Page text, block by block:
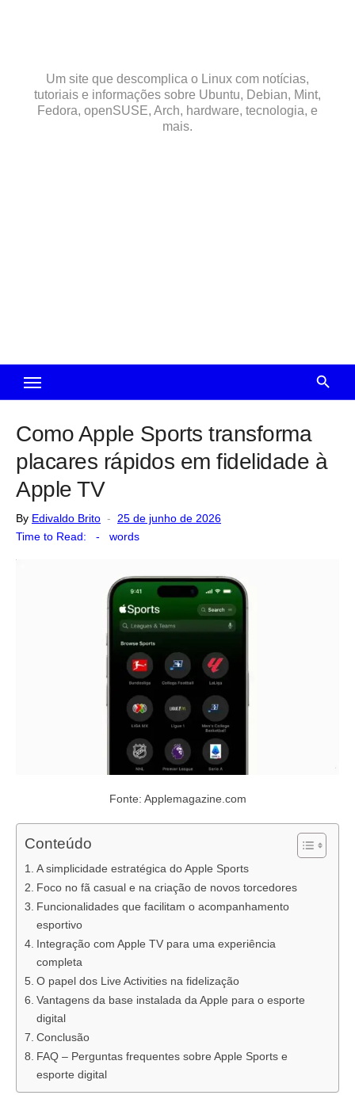
Um site que descomplica o Linux com notícias,
tutoriais e informações sobre Ubuntu, Debian, Mint,
Fedora, openSUSE, Arch, hardware, tecnologia, e
mais.
Como Apple Sports transforma
placares rápidos em fidelidade à
Apple TV
By Edivaldo Brito
Posted
25 de junho de 2026
Time to Read:
- words
Fonte: Applemagazine.com
Conteúdo
A simplicidade estratégica do Apple Sports
Foco no fã casual e na criação de novos torcedores
Funcionalidades que facilitam o acompanhamento
esportivo
Integração com Apple TV para uma experiência
completa
O papel dos Live Activities na fidelização
Vantagens da base instalada da Apple para o esporte
digital
Conclusão
FAQ – Perguntas frequentes sobre Apple Sports e
esporte digital